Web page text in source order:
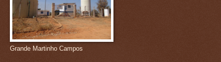
Grande Martinho Campos